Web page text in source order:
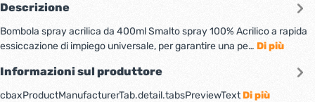
Descrizione
Bombola spray acrilica da 400ml Smalto spray 100% Acrilico a rapida
essiccazione di impiego universale, per garantire una pe… Di più
Informazioni sul produttore
cbaxProductManufacturerTab.detail.tabsPreviewTextDi più